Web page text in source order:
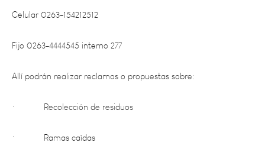
Fijo 0263-4444545 interno 277
Allí podrán realizar reclamos o propuestas sobre:
• Recolección de residuos
• Ramas caídas
• Poda de arbolado